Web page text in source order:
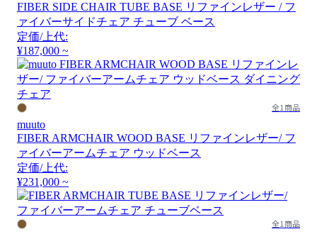
FIBER SIDE CHAIR TUBE BASE リファインレザー / フ
ァイバーサイドチェア チューブ ベース
定価/上代:
¥187,000 ~
全1商品
muuto
FIBER ARMCHAIR WOOD BASE リファインレザー/ フ
ァイバーアームチェア ウッドベース
定価/上代:
¥231,000 ~
全1商品